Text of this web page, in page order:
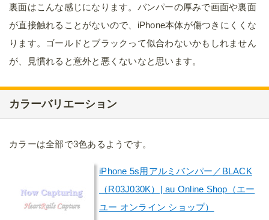
裏面はこんな感じになります。バンパーの厚みで画面や裏面
が直接触れることがないので、iPhone本体が傷つきにくくな
ります。ゴールドとブラックって似合わないかもしれません
が、見慣れると意外と悪くないなと思います。
カラーバリエーション
カラーは全部で3色あるようです。
iPhone 5s用アルミバンパー／BLACK
（R03J030K）| au Online Shop（エー
ユー オンライン ショップ）